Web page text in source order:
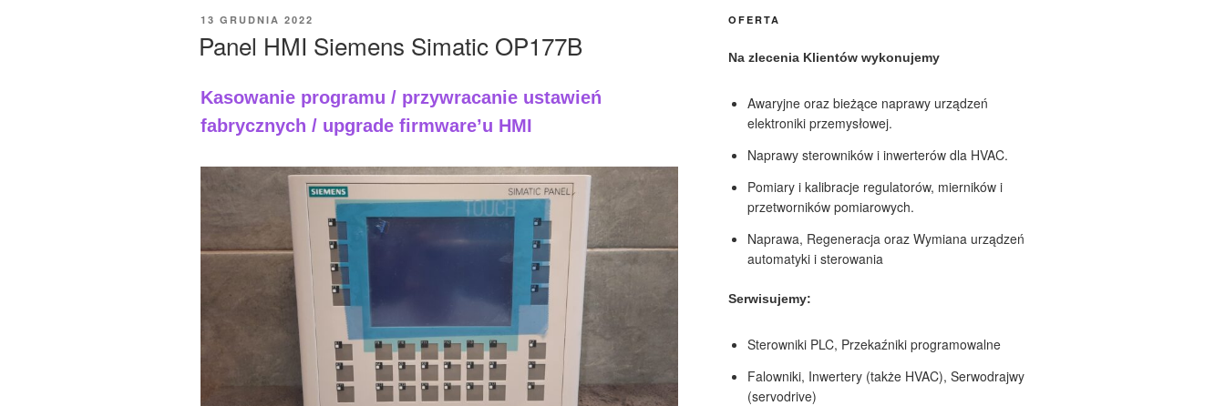
OPUBLIKOWANE
13 GRUDNIA 2022
Panel HMI Siemens Simatic OP177B
Kasowanie programu / przywracanie ustawień
fabrycznych / upgrade firmware’u HMI
OFERTA
Na zlecenia Klientów wykonujemy
Awaryjne oraz bieżące naprawy urządzeń
elektroniki przemysłowej.
Naprawy sterowników i inwerterów dla HVAC.
Pomiary i kalibracje regulatorów, mierników i
przetworników pomiarowych.
Naprawa, Regeneracja oraz Wymiana urządzeń
automatyki i sterowania
Serwisujemy:
Sterowniki PLC, Przekaźniki programowalne
Falowniki, Inwertery (także HVAC), Serwodrajwy
(servodrive)